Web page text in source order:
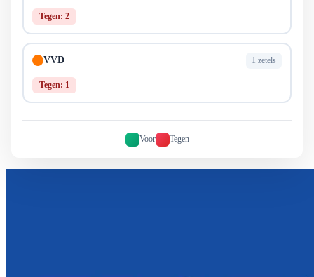
Tegen: 2
VVD 1 zetels
Tegen: 1
Voor Tegen